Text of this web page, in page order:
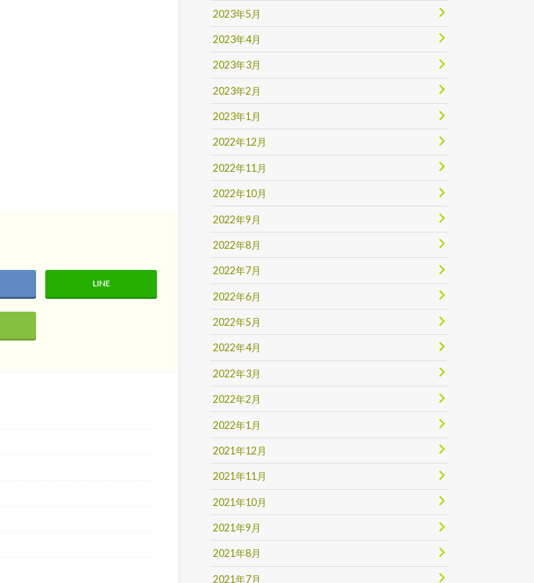
LINE
2023年5月
2023年4月
2023年3月
2023年2月
2023年1月
2022年12月
2022年11月
2022年10月
2022年9月
2022年8月
2022年7月
2022年6月
2022年5月
2022年4月
2022年3月
2022年2月
2022年1月
2021年12月
2021年11月
2021年10月
2021年9月
2021年8月
2021年7月